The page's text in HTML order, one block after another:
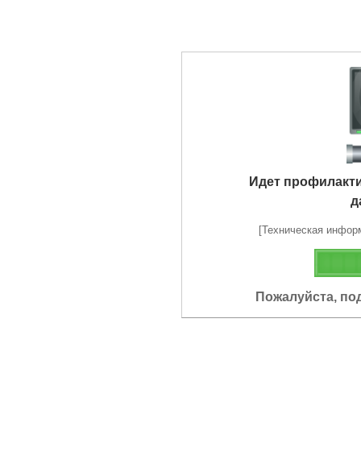
Идет
[Техническая
Пожалуйста,